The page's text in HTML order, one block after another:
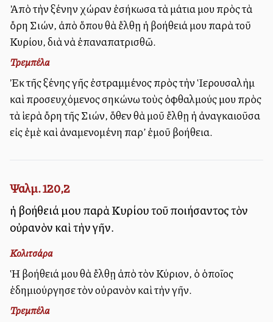
Ἀπὸ τὴν ξένην χώραν ἐσήκωσα τὰ μάτια μου πρὸς τὰ
ὄρη Σιών, ἀπὸ ὅπου θὰ ἔλθῃ ἡ βοήθειά μου παρὰ τοῦ
Κυρίου, διὰ νὰ ἐπαναπατρισθῶ.
Τρεμπέλα
Ἐκ τῆς ξένης γῆς ἐστραμμένος πρὸς τὴν Ἱερουσαλὴμ
καὶ προσευχόμενος σηκώνω τοὺς ὀφθαλμούς μου πρὸς
τὰ ἱερὰ ὄρη τῆς Σιών, ὅθεν θὰ μοῦ ἔλθῃ ἡ ἀναγκαιοῦσα
εἰς ἐμὲ καὶ ἀναμενομένη παρ’ ἐμοῦ βοήθεια.
Ψαλμ. 120,2
ἡ βοήθειά μου παρὰ Κυρίου τοῦ ποιήσαντος τὸν
οὐρανὸν καὶ τὴν γῆν.
Κολιτσάρα
Ἡ βοήθειά μου θὰ ἔλθῃ ἀπὸ τὸν Κύριον, ὁ ὁποῖος
ἐδημιούργησε τὸν οὐρανὸν καὶ τὴν γῆν.
Τρεμπέλα